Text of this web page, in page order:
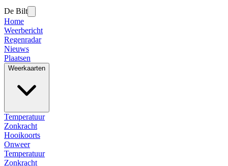
De Bilt
Home
Weerbericht
Regenradar
Nieuws
Plaatsen
Weerkaarten
Temperatuur
Zonkracht
Hooikoorts
Onweer
Temperatuur
Zonkracht